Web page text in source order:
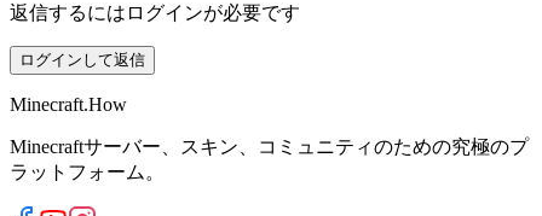
返信するにはログインが必要です
ログインして返信
Minecraft.How
Minecraftサーバー、スキン、コミュニティのための究極のプ
ラットフォーム。